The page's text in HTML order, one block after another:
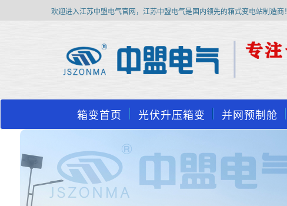
欢迎进入江苏中盟电气官网，江苏中盟电气是国内领先的箱式变电站制造商！
箱变首页 光伏升压箱变 并网预制舱